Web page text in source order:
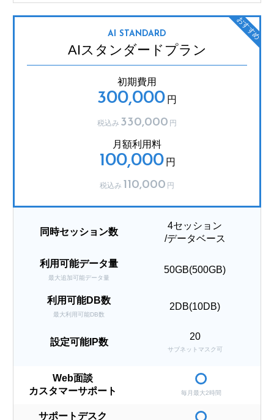
おすすめ
AI STANDARD
AIスタンダードプラン
初期費用
300,000 円
税込み 330,000 円
月額利用料
100,000 円
税込み 110,000 円
同時セッション数
4セッション
/データベース
利用可能データ量
最大追加可能データ量
50GB(500GB)
利用可能DB数
最大利用可能DB数
2DB(10DB)
設定可能IP数
20
サブネットマスク可
Web面談
カスタマーサポート
毎月最大2時間
サポートデスク